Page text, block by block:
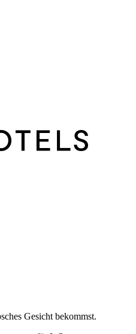
Gesicht bekommst.